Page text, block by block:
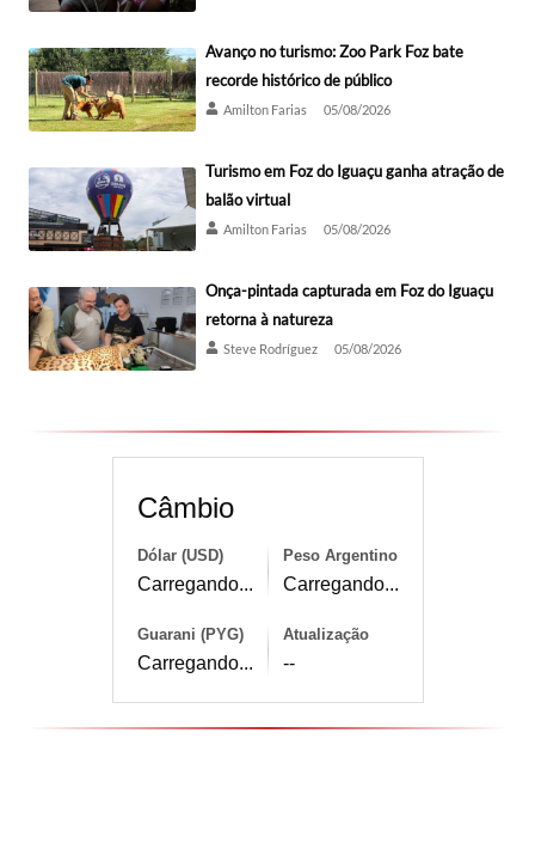
Avanço no turismo: Zoo Park Foz bate
recorde histórico de público
Amilton Farias 05/08/2026
Turismo em Foz do Iguaçu ganha atração de
balão virtual
Amilton Farias 05/08/2026
Onça-pintada capturada em Foz do Iguaçu
retorna à natureza
Steve Rodríguez 05/08/2026
Câmbio
Dólar (USD)
Carregando...
Peso Argentino
Carregando...
Guarani (PYG)
Carregando...
Atualização
--